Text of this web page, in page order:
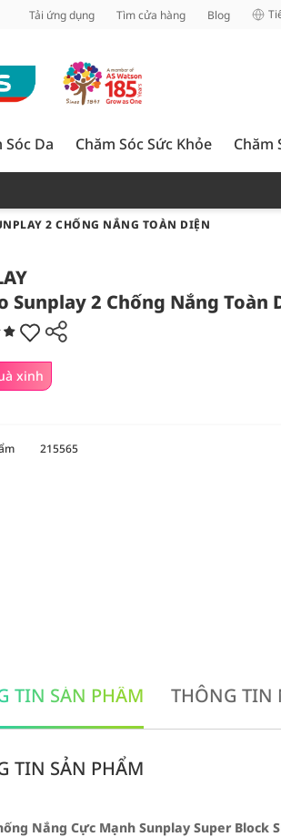
Tải ứng dụng Tìm cửa hàng Blog
Sóc Da Chăm Sóc Sức Khỏe Chăm
2 CHỐNG NẮNG TOÀN DIỆN
Sunplay 2 Chống Nắng Toàn
xinh
215565
TIN SẢN PHẨM THÔNG TIN
TIN SẢN PHẨM
Nắng Cực Mạnh Sunplay Super Block